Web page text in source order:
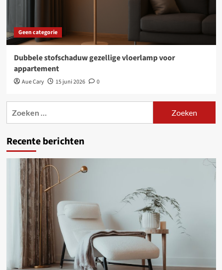
Geen categorie
Dubbele stofschaduw gezellige vloerlamp voor
appartement
Aue Cary 15 juni 2026 0
Recente berichten